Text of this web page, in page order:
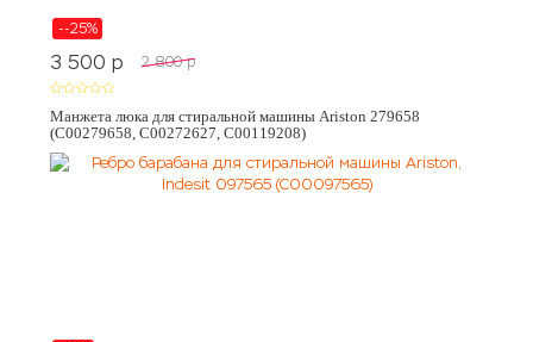
--25%
3 500 p 2 800 p
Манжета люка для стиральной машины Ariston 279658
(C00279658, C00272627, C00119208)